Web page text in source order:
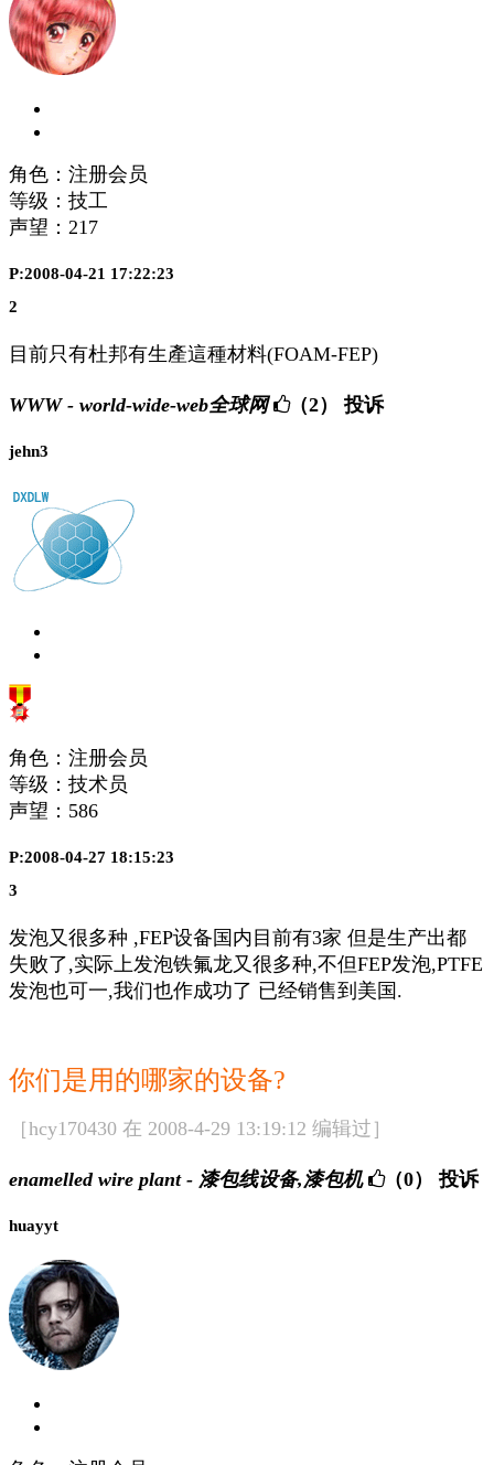
角色：注册会员
等级：技工
声望： 217
P:2008-04-21 17:22:23
2
目前只有杜邦有生產這種材料(FOAM-FEP)
WWW - world-wide-web全球网 （2） 投诉
jehn3
角色：注册会员
等级：技术员
声望： 586
P:2008-04-27 18:15:23
3
发泡又很多种 ,FEP设备国内目前有3家 但是生产出都
失败了,实际上发泡铁氟龙又很多种,不但FEP发泡,PTFE
发泡也可一,我们也作成功了 已经销售到美国.
你们是用的哪家的设备?
［hcy170430 在 2008-4-29 13:19:12 编辑过］
enamelled wire plant - 漆包线设备,漆包机 （0） 投诉
huayyt